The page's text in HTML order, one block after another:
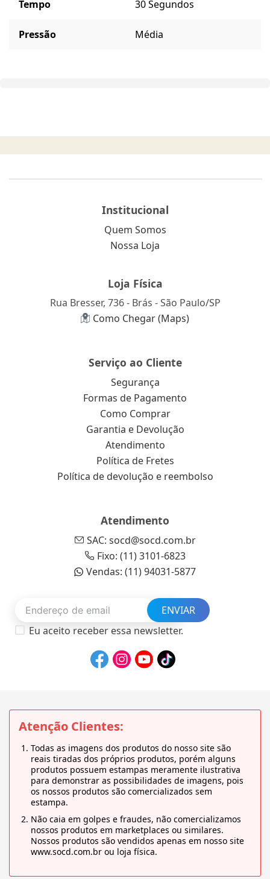
Tempo 30 Segundos
Pressão Média
Institucional
Quem Somos
Nossa Loja
Loja Física
Rua Bresser, 736 - Brás - São Paulo/SP
Como Chegar (Maps)
Serviço ao Cliente
Segurança
Formas de Pagamento
Como Comprar
Garantia e Devolução
Atendimento
Política de Fretes
Política de devolução e reembolso
Atendimento
SAC: socd@socd.com.br
Fixo: (11) 3101-6823
Vendas: (11) 94031-5877
ENVIAR
Eu aceito receber essa newsletter.
Atenção Clientes:
Todas as imagens dos produtos do nosso site são
reais tiradas dos próprios produtos, porém alguns
produtos possuem estampas meramente ilustrativa
para demonstrar as possibilidades de imagens, pois
os nossos produtos são comercializados sem
estampa.
Não caia em golpes e fraudes, não comercializamos
nossos produtos em marketplaces ou similares.
Nossos produtos são vendidos apenas em nosso site
www.socd.com.br ou loja física.